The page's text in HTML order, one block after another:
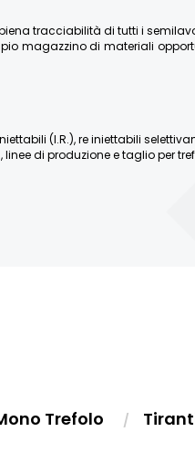
tracciabilità di tutti i
magazzino di materiali
(I.R.), re iniettabili
di produzione e taglio per
Trefolo